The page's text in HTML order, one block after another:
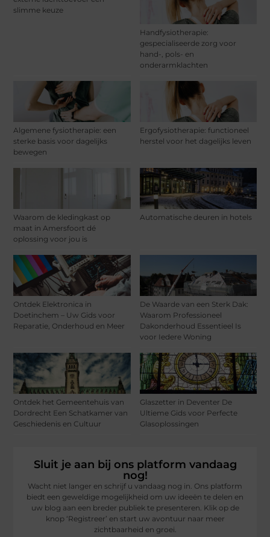
slimme keuze
Handfysiotherapie:
gespecialiseerde zorg voor
hand-, pols- en
onderarmklachten
Algemene fysiotherapie: een
sterke basis voor dagelijks
bewegen
Ergofysiotherapie: functioneel
herstel voor het dagelijks leven
Waarom de kledingkast op
maat in Amersfoort dé
oplossing voor jou is
Automatische deuren in hotels
Ontdek Elektronica in
Doetinchem – Uw Gids voor
Reparatie, Onderhoud en Meer
De Waarde van een Sterk Dak:
Waarom Professioneel
Dakonderhoud Essentieel Is
voor Iedere Woning
Ontdek het Gemeentehuis van
Dordrecht Een Schatkamer van
Geschiedenis en Cultuur
Glaszetter in Deventer De
Ultieme Gids voor Perfecte
Glasoplossingen
Sluit je aan bij ons platform vandaag
nog!
Wacht niet langer en schrijf u vandaag nog in. Ons platform
biedt een geweldige mogelijkheid om uw ideeën te delen en
uw blog aan een breder publiek te presenteren. Klik op de
knop ‘Registreer’ en start uw avontuur naar meer
zichtbaarheid en groei.